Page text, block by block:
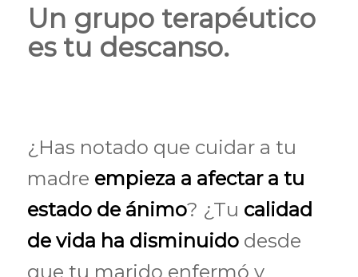
Un grupo terapéutico
es tu descanso.
¿Has notado que cuidar a tu
madre empieza a afectar a tu
estado de ánimo? ¿Tu calidad
de vida ha disminuidodesde
que tu marido enfermó y